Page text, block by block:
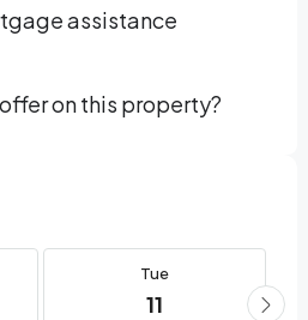
assistance
on this property?
Tue
11